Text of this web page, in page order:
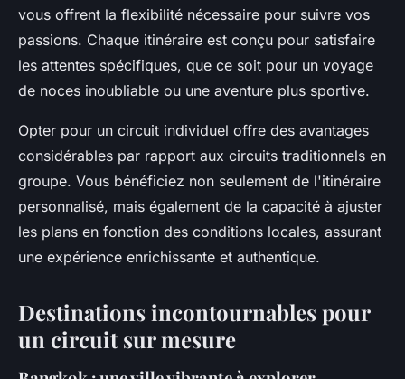
vous offrent la flexibilité nécessaire pour suivre vos
passions. Chaque itinéraire est conçu pour satisfaire
les attentes spécifiques, que ce soit pour un voyage
de noces inoubliable ou une aventure plus sportive.
Opter pour un circuit individuel offre des avantages
considérables par rapport aux circuits traditionnels en
groupe. Vous bénéficiez non seulement de l'itinéraire
personnalisé, mais également de la capacité à ajuster
les plans en fonction des conditions locales, assurant
une expérience enrichissante et authentique.
Destinations incontournables pour
un circuit sur mesure